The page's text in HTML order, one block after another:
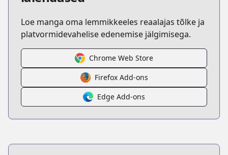
Loe manga oma lemmikkeeles reaalajas tõlke ja
platvormidevahelise edenemise jälgimisega.
Chrome Web Store
Firefox Add-ons
Edge Add-ons